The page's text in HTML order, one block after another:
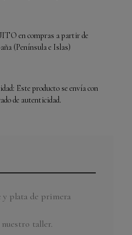
en compras a partir de
(Península e Islas)
Este producto se envía con
de autenticidad.
y plata de primera
nuestro taller.